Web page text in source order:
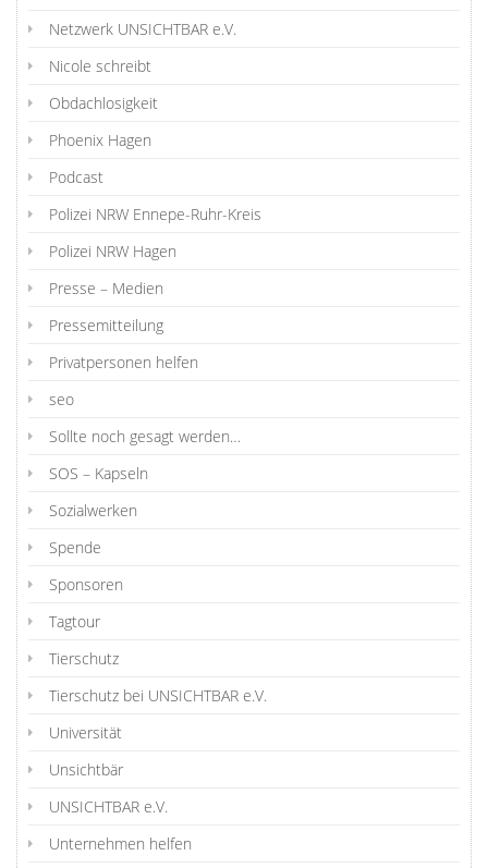
Netzwerk UNSICHTBAR e.V.
Nicole schreibt
Obdachlosigkeit
Phoenix Hagen
Podcast
Polizei NRW Ennepe-Ruhr-Kreis
Polizei NRW Hagen
Presse – Medien
Pressemitteilung
Privatpersonen helfen
seo
Sollte noch gesagt werden…
SOS – Kapseln
Sozialwerken
Spende
Sponsoren
Tagtour
Tierschutz
Tierschutz bei UNSICHTBAR e.V.
Universität
Unsichtbär
UNSICHTBAR e.V.
Unternehmen helfen